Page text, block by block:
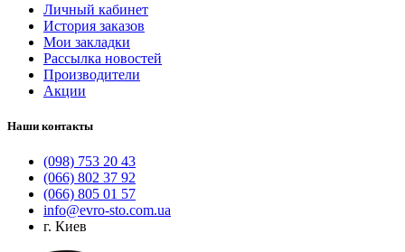
Личный кабинет
История заказов
Мои закладки
Рассылка новостей
Производители
Акции
Наши контакты
(098) 753 20 43
(066) 802 37 92
(066) 805 01 57
info@evro-sto.com.ua
г. Киев